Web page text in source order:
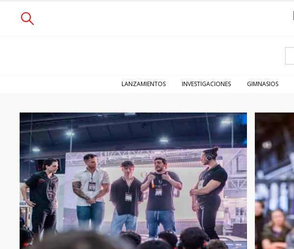
LANZAMIENTOS INVESTIGACIONES GIMNASIOS